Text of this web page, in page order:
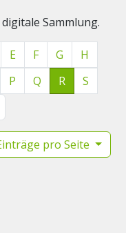
Sammlung.
E F G
H
P Q R
S
pro Seite